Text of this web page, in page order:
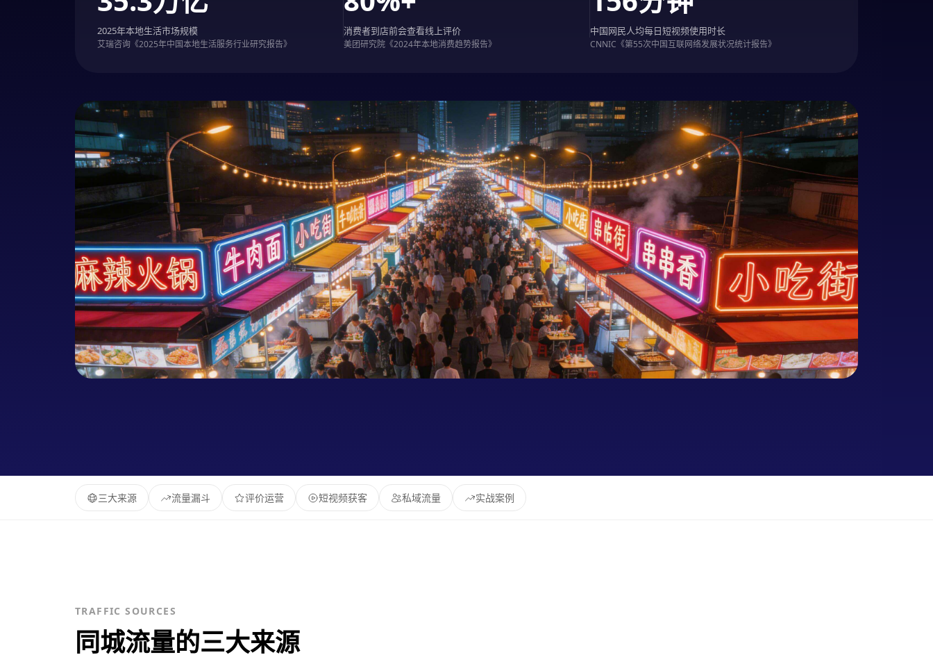
2025年本地生活市场规模
艾瑞咨询《2025年中国本地生活服务行业研究报告》
消费者到店前会查看线上评价
美团研究院《2024年本地消费趋势报告》
中国网民人均每日短视频使用时长
CNNIC《第55次中国互联网络发展状况统计报告》
三大来源 流量漏斗 评价运营 短视频获客 私域流量 实战案例
TRAFFIC SOURCES
同城流量的三大来源